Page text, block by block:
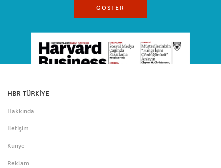
GÖSTER
HBR TÜRKİYE
Hakkında
İletişim
Künye
Reklam